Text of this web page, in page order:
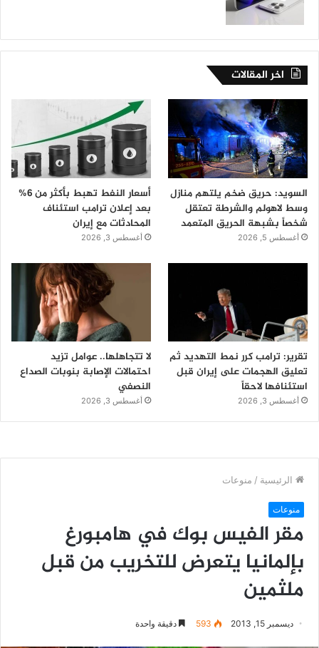
اخر المقالات
السويد: حريق ضخم يلتهم منازل
وسط لاهولم والشرطة تعتقل
شخصاً بشبهة الحريق المتعمد
أغسطس 5, 2026
أسعار النفط تهبط بأكثر من 6%
بعد إعلان ترامب استئناف
المحادثات مع إيران
أغسطس 3, 2026
تقرير: ترامب كرر نمط التهديد ثم
تعليق الهجمات على إيران قبل
استئنافها لاحقاً
أغسطس 3, 2026
لا تتجاهلها.. عوامل تزيد
احتمالات الإصابة بنوبات الصداع
النصفي
أغسطس 3, 2026